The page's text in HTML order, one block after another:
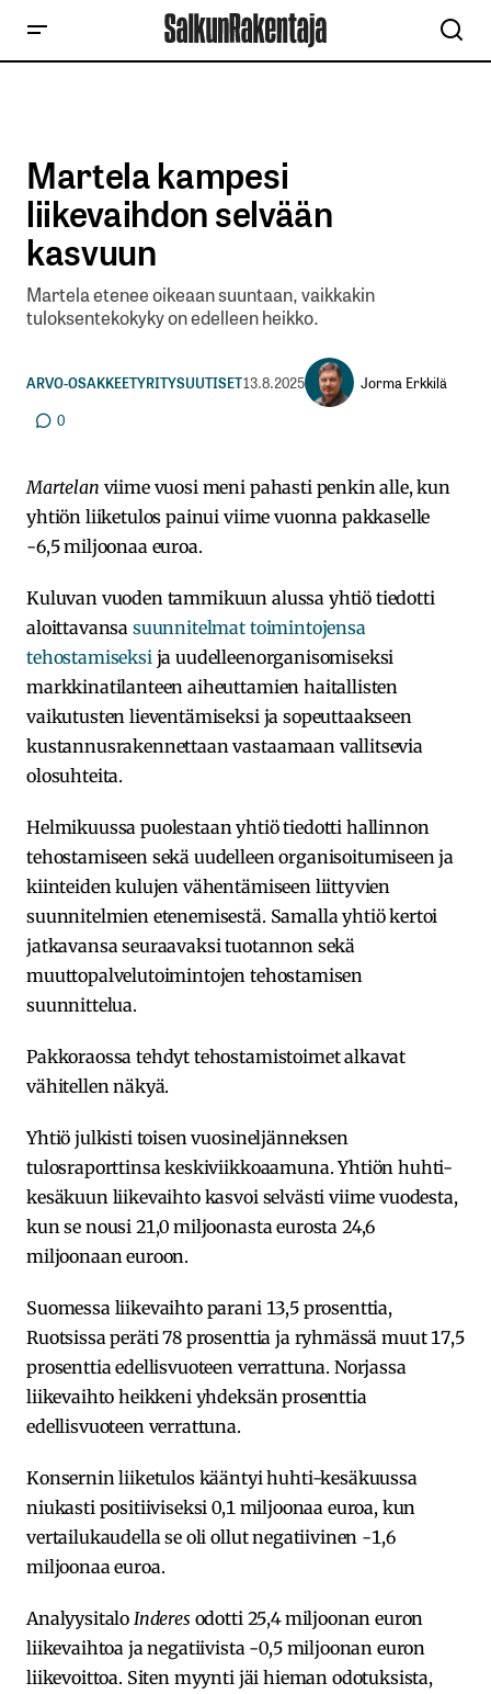
Martela kampesi
liikevaihdon selvään
kasvuun
Martela etenee oikeaan suuntaan, vaikkakin
tuloksentekokyky on edelleen heikko.
ARVO-OSAKKEETYRITYSUUTISET13.8.2025
Jorma Erkkilä
0
Martelan viime vuosi meni pahasti penkin alle, kun
yhtiön liiketulos painui viime vuonna pakkaselle
-6,5 miljoonaa euroa.
Kuluvan vuoden tammikuun alussa yhtiö tiedotti
aloittavansa suunnitelmat toimintojensa
tehostamiseksi ja uudelleenorganisomiseksi
markkinatilanteen aiheuttamien haitallisten
vaikutusten lieventämiseksi ja sopeuttaakseen
kustannusrakennettaan vastaamaan vallitsevia
olosuhteita.
Helmikuussa puolestaan yhtiö tiedotti hallinnon
tehostamiseen sekä uudelleen organisoitumiseen ja
kiinteiden kulujen vähentämiseen liittyvien
suunnitelmien etenemisestä. Samalla yhtiö kertoi
jatkavansa seuraavaksi tuotannon sekä
muuttopalvelutoimintojen tehostamisen
suunnittelua.
Pakkoraossa tehdyt tehostamistoimet alkavat
vähitellen näkyä.
Yhtiö julkisti toisen vuosineljänneksen
tulosraporttinsa keskiviikkoaamuna. Yhtiön huhti-
kesäkuun liikevaihto kasvoi selvästi viime vuodesta,
kun se nousi 21,0 miljoonasta eurosta 24,6
miljoonaan euroon.
Suomessa liikevaihto parani 13,5 prosenttia,
Ruotsissa peräti 78 prosenttia ja ryhmässä muut 17,5
prosenttia edellisvuoteen verrattuna. Norjassa
liikevaihto heikkeni yhdeksän prosenttia
edellisvuoteen verrattuna.
Konsernin liiketulos kääntyi huhti-kesäkuussa
niukasti positiiviseksi 0,1 miljoonaa euroa, kun
vertailukaudella se oli ollut negatiivinen -1,6
miljoonaa euroa.
Analyysitalo Inderesodotti 25,4 miljoonan euron
liikevaihtoa ja negatiivista -0,5 miljoonan euron
liikevoittoa. Siten myynti jäi hieman odotuksista,